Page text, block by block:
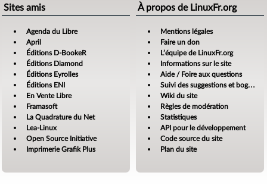
Sites amis
Agenda du Libre
April
Éditions D-BookeR
Éditions Diamond
Éditions Eyrolles
Éditions ENI
En Vente Libre
Framasoft
La Quadrature du Net
Lea-Linux
Open Source Initiative
Imprimerie Grafik Plus
À propos de LinuxFr.org
Mentions légales
Faire un don
L’équipe de LinuxFr.org
Informations sur le site
Aide / Foire aux questions
Suivi des suggestions et bogues
Wiki du site
Règles de modération
Statistiques
API pour le développement
Code source du site
Plan du site